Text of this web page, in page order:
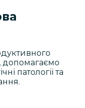
допомагаємо
патології та